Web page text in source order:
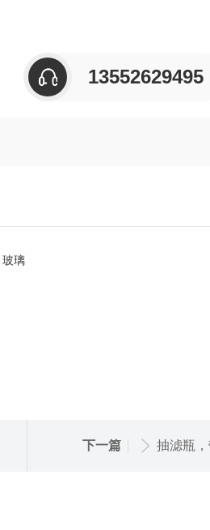
13552629495
璃
下一篇 抽滤瓶